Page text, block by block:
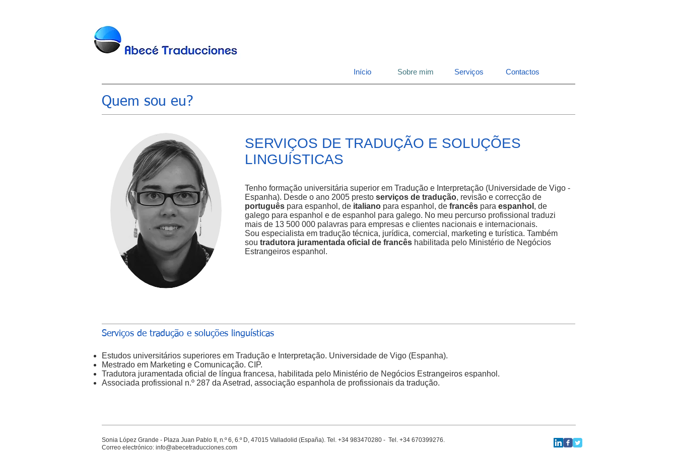
Início Sobre mim Serviços Contactos
Quem sou eu?
SERVIÇOS DE TRADUÇÃO E SOLUÇÕES
LINGUÍSTICAS
Tenho formação universitária superior em Tradução e Interpretação (Universidade de Vigo -
Espanha). Desde o ano 2005 presto serviços de tradução, revisão e correcção de
português para espanhol, de italiano para espanhol, de francês para espanhol , de
galego para espanhol e de espanhol para galego. No meu percurso profissional traduzi
mais de 13 500 000 palavras para empresas e clientes nacionais e internacionais.
Sou especialista em tradução técnica, jurídica, comercial, marketing e turística. Também
sou tradutora juramentada oficial de francês habilitada pelo Ministério de Negócios
Estrangeiros espanhol.
Serviços de tradução e soluções linguísticas
Estudos universitários superiores em Tradução e Interpretação. Universidade de Vigo (Espanha).
Mestrado em Marketing e Comunicação. CIP.
Tradutora juramentada oficial de língua francesa, habilitada pelo Ministério de Negócios Estrangeiros espanhol.
Associada profissional n.º 287 da Asetrad, associação espanhola de profissionais da tradução.
Sonia López Grande - Plaza Juan Pablo II, n.º 6, 6.º D, 47015 Valladolid (España). Tel. +34 983470280 - Tel. +34 670399276.
Correo electrónico: info@abecetraducciones.com